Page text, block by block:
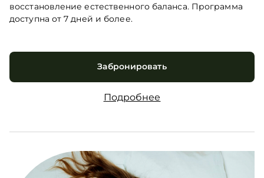
восстановление естественного баланса. Программа
доступна от 7 дней и более.
Забронировать
Подробнее